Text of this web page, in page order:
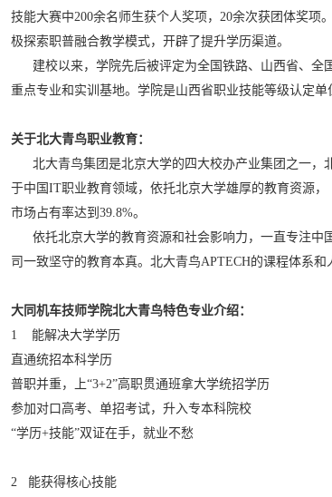
技能大赛中200余名师生获个人奖项，20余次获团体奖
极探索职普融合教学模式，开辟了提升学历渠道。
建校以来，学院先后被评定为全国铁路、山西省、全
重点专业和实训基地。学院是山西省职业技能等级认定
关于北大青鸟职业教育：
北大青鸟集团是北京大学的四大校办产业集团之一，
于中国IT职业教育领域，依托北京大学雄厚的教育资源，
市场占有率达到39.8%。
依托北京大学的教育资源和社会影响力，一直专注中
司一致坚守的教育本真。北大青鸟APTECH的课程体系
大同机车技师学院北大青鸟特色专业介绍：
1 能解决大学学历
直通统招本科学历
普职并重，上“3+2”高职贯通班拿大学统招学历
参加对口高考、单招考试，升入专本科院校
“学历+技能”双证在手，就业不愁
2 能获得核心技能